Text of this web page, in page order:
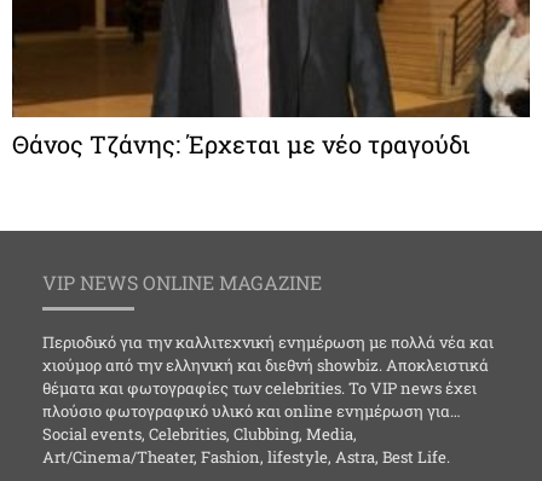
Θάνος Τζάνης: Έρχεται με νέο τραγούδι
VIP NEWS ONLINE MAGAZINE
Περιοδικό για την καλλιτεχνική ενημέρωση με πολλά νέα και
χιούμορ από την ελληνική και διεθνή showbiz. Αποκλειστικά
θέματα και φωτογραφίες των celebrities. Το VIP news έχει
πλούσιο φωτογραφικό υλικό και online ενημέρωση για…
Social events, Celebrities, Clubbing, Media,
Art/Cinema/Theater, Fashion, lifestyle, Astra, Best Life.